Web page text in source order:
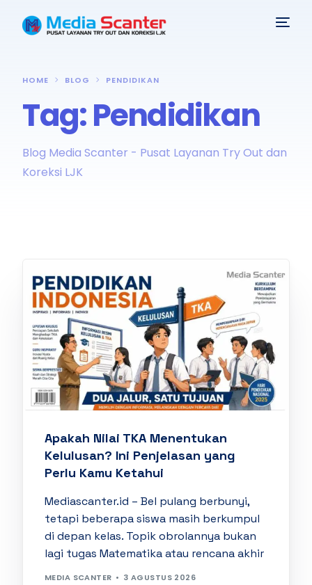
HOME BLOG PENDIDIKAN
Tag:Pendidikan
Blog Media Scanter - Pusat Layanan Try Out dan
Koreksi LJK
Apakah Nilai TKA Menentukan
Kelulusan? Ini Penjelasan yang
Perlu Kamu Ketahui
Mediascanter.id – Bel pulang berbunyi,
tetapi beberapa siswa masih berkumpul
di depan kelas. Topik obrolannya bukan
lagi tugas Matematika atau rencana akhir
MEDIA SCANTER 3 AGUSTUS 2026